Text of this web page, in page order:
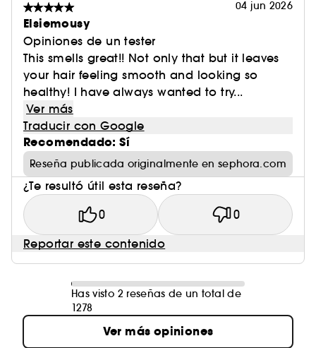
04 jun 2026
Elsiemousy
Opiniones de un tester
This smells great!! Not only that but it leaves
your hair feeling smooth and looking so
healthy! I have always wanted to try...
Ver más
Traducir con Google
Recomendado: Sí
Reseña publicada originalmente en sephora.com
¿Te resultó útil esta reseña?
0 0
Reportar este contenido
Has visto 2 reseñas de un total de
1278
Ver más opiniones